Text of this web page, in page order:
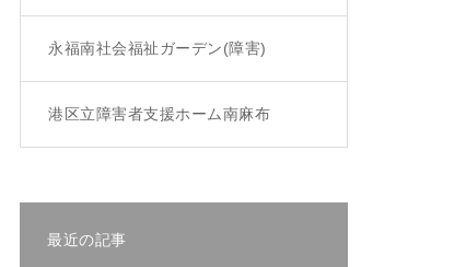
永福南社会福祉ガーデン(障害)
港区立障害者支援ホーム南麻布
最近の記事